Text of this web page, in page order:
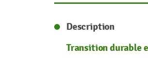
Description
Transition durable